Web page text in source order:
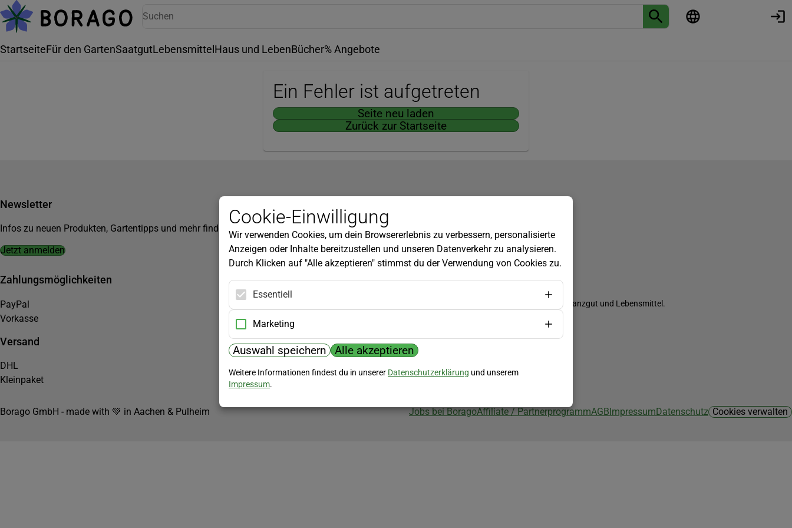
StartseiteFür den GartenSaatgutLebensmittel Haus und LebenBücher% Angebote
Ein Fehler ist aufgetreten
Seite neu laden
Zurück zur Startseite
Newsletter
Infos zu neuen Produkten, Gartentipps und mehr findest du in unserem Newsletter!
Jetzt anmelden
Kundenservice
Widerrufsbelehrung
Versandkosten
Zahlungsmöglichkeiten
PayPal
Vorkasse
Versand
DHL
Kleinpaket
Biozertifizierung
Borago ist biozertifiziert im Bereich Saatgut, Pflanzgut und Lebensmittel.
Borago GmbH - made with 💚 in Aachen & Pulheim Jobs bei BoragoAffiliate / PartnerprogrammAGBImpressumDatenschutz Cookies verwalten
Cookie-Einwilligung
Wir verwenden Cookies, um dein Browsererlebnis zu verbessern, personalisierte
Anzeigen oder Inhalte bereitzustellen und unseren Datenverkehr zu analysieren.
Durch Klicken auf "Alle akzeptieren" stimmst du der Verwendung von Cookies zu.
Essentiell
Marketing
Auswahl speichern Alle akzeptieren
Weitere Informationen findest du in unserer Datenschutzerklärung und unserem
Impressum.